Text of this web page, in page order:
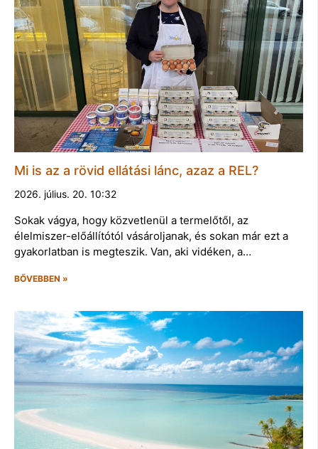
Mi is az a rövid ellátási lánc, azaz a REL?
2026. július. 20. 10:32
Sokak vágya, hogy közvetlenül a termelőtől, az
élelmiszer-előállítótól vásároljanak, és sokan már ezt a
gyakorlatban is megteszik. Van, aki vidéken, a…
BŐVEBBEN »